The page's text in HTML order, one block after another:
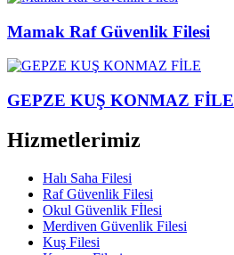
Mamak Raf Güvenlik Filesi
GEPZE KUŞ KONMAZ FİLE
Hizmetlerimiz
Halı Saha Filesi
Raf Güvenlik Filesi
Okul Güvenlik Fİlesi
Merdiven Güvenlik Filesi
Kuş Filesi